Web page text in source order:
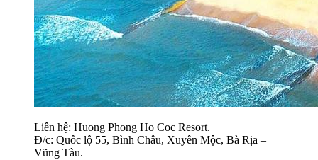
Liên hệ: Huong Phong Ho Coc Resort.
Đ/c: Quốc lộ 55, Bình Châu, Xuyên Mộc, Bà Rịa –
Vũng Tàu.